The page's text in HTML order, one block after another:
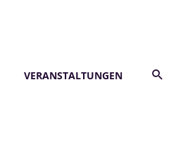
VERANSTALTUNGEN